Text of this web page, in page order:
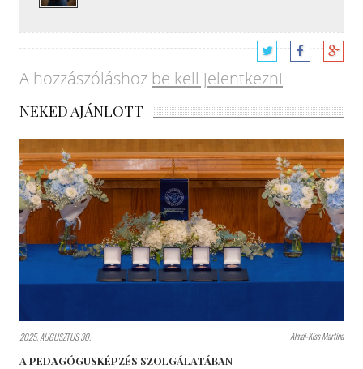
A hozzászóláshoz be kell jelentkezni
NEKED AJÁNLOTT
2025. AUGUSZTUS 30. Aknai-Kiss Martina
A PEDAGÓGUSKÉPZÉS SZOLGÁLATÁBAN